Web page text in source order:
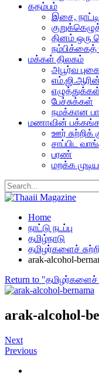
கதம்பம்
இசை,
தினம் ஒரு
மக்கள் திலகம்
அபூர்வ
பேச்சுக்கள்
நமக்கான
மணாவின்
ஊர் சுற்றிக்
சாப்பிட
பரண்
மறக்க
Home
நாட்டு நடப்பு
தமிழ்நாடு
தமிழர்களைச்
arak-alcohol-
Return to
arak-alcohol-
Next
Previous